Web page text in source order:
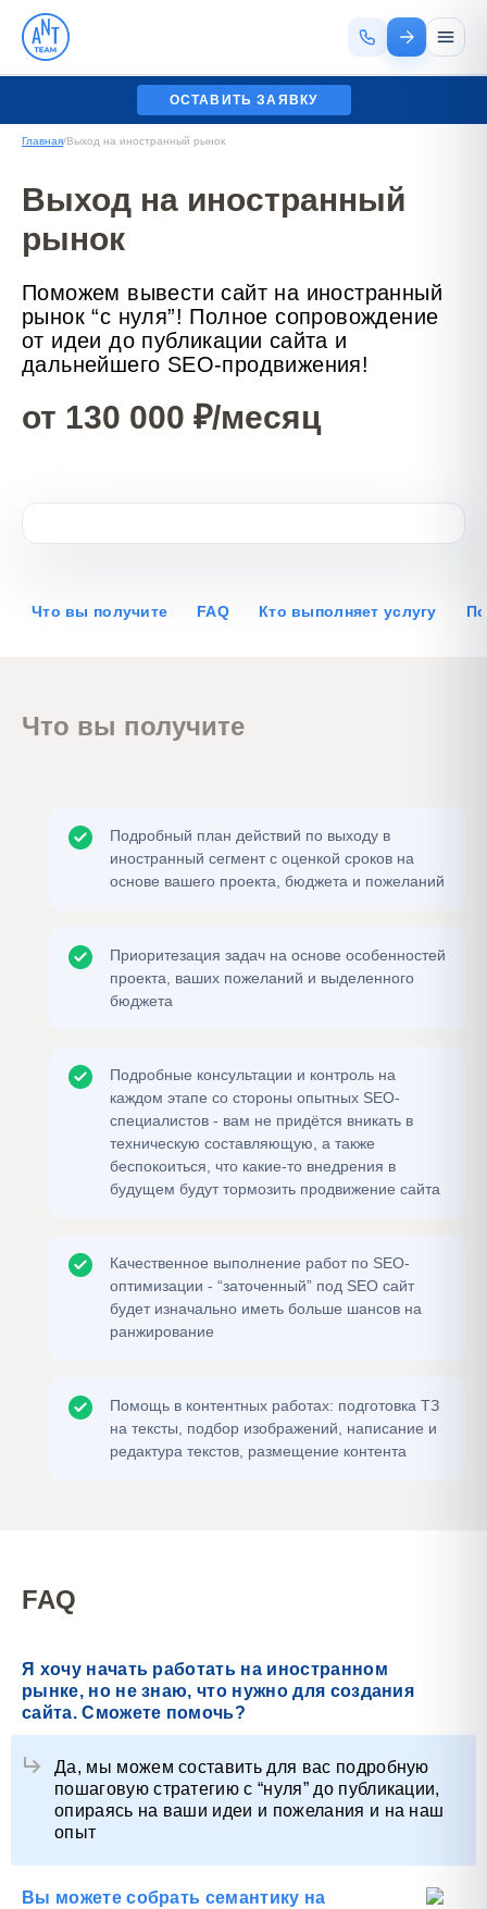
ОСТАВИТЬ ЗАЯВКУ
Главная/Выход на иностранный рынок
Выход на иностранный
рынок
Поможем вывести сайт на иностранный
рынок “с нуля”! Полное сопровождение
от идеи до публикации сайта и
дальнейшего SEO-продвижения!
от 130 000 ₽/месяц
Что вы получите FAQ Кто выполняет услугу
Что вы получите
Подробный план действий по выходу в
иностранный сегмент с оценкой сроков на
основе вашего проекта, бюджета и пожеланий
Приоритезация задач на основе особенностей
проекта, ваших пожеланий и выделенного
бюджета
Подробные консультации и контроль на
каждом этапе со стороны опытных SEO-
специалистов - вам не придётся вникать в
техническую составляющую, а также
беспокоиться, что какие-то внедрения в
будущем будут тормозить продвижение сайта
Качественное выполнение работ по SEO-
оптимизации - “заточенный” под SEO сайт
будет изначально иметь больше шансов на
ранжирование
Помощь в контентных работах: подготовка ТЗ
на тексты, подбор изображений, написание и
редактура текстов, размещение контента
FAQ
Я хочу начать работать на иностранном
рынке, но не знаю, что нужно для создания
сайта. Сможете помочь?
Да, мы можем составить для вас подробную
пошаговую стратегию с “нуля” до публикации,
опираясь на ваши идеи и пожелания и на наш
опыт
Вы можете собрать семантику на